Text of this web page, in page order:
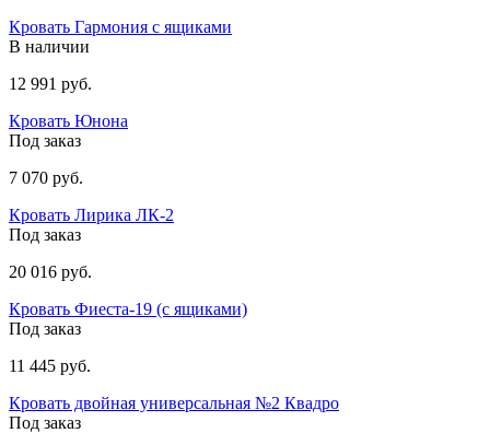
Кровать Гармония с ящиками
В наличии
12 991 руб.
Кровать Юнона
Под заказ
7 070 руб.
Кровать Лирика ЛК-2
Под заказ
20 016 руб.
Кровать Фиеста-19 (с ящиками)
Под заказ
11 445 руб.
Кровать двойная универсальная №2 Квадро
Под заказ